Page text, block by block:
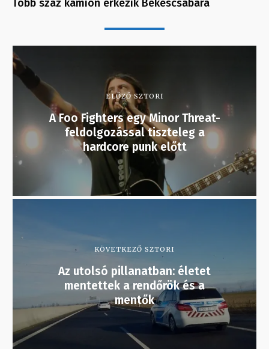
Több száz kamion érkezik Békéscsabára
ELŐZŐ SZTORI
A Foo Fighters egy Minor Threat-
feldolgozással tiszteleg a
hardcore punk előtt
KÖVETKEZŐ SZTORI
Az utolsó pillanatban: életet
mentettek a rendőrök és a
mentők